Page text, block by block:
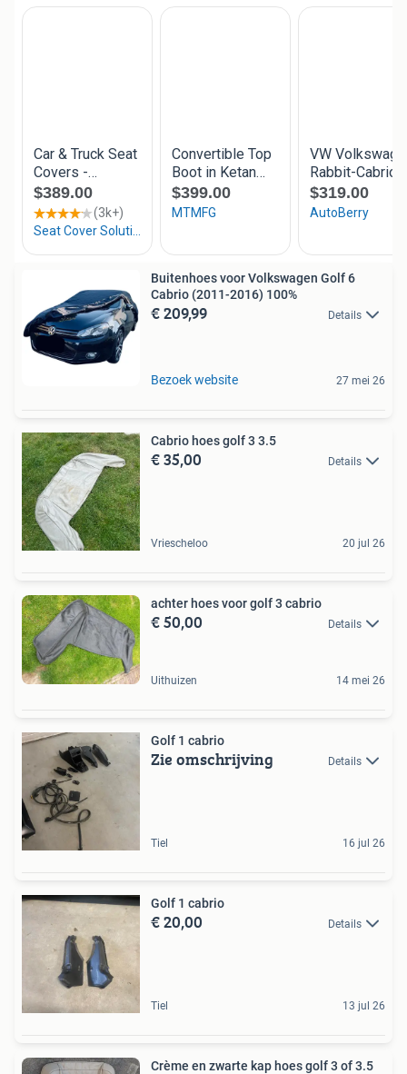
Buitenhoes voor Volkswagen Golf 6
Cabrio (2011-2016) 100%
€ 209,99 Details
Bezoek website 27 mei 26
Cabrio hoes golf 3 3.5
€ 35,00 Details
Vriescheloo 20 jul 26
achter hoes voor golf 3 cabrio
€ 50,00 Details
Uithuizen 14 mei 26
Golf 1 cabrio
Zie omschrijving Details
Tiel 16 jul 26
Golf 1 cabrio
€ 20,00 Details
Tiel 13 jul 26
Crème en zwarte kap hoes golf 3 of 3.5